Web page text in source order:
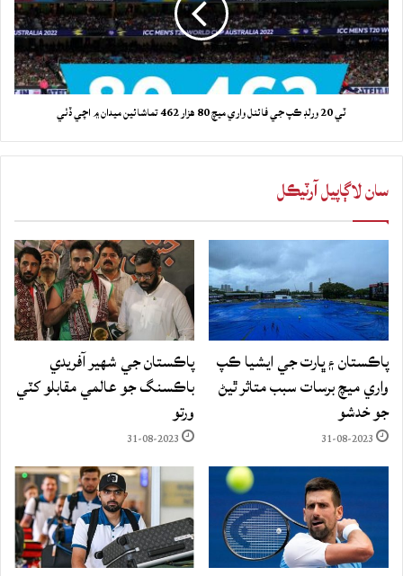
ٽي 20 ورلڊ ڪپ جي فائنل واري ميچ 80 هزار 462 تماشائين ميدان ۾ اچي ڏٺي
سان لاڳاپيل آرٽيڪل
پاڪستان ۽ ڀارت جي ايشيا ڪپ
واري ميچ برسات سبب متاثر ٿيڻ
جو خدشو
31-08-2023
پاڪستان جي شهير آفريدي
باڪسنگ جو عالمي مقابلو کٽي
ورتو
31-08-2023